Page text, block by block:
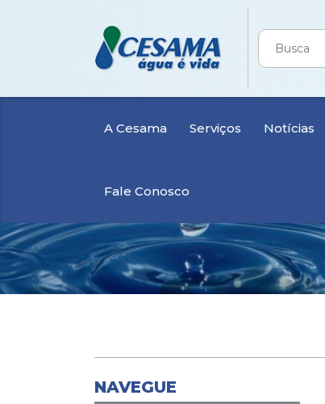
A Cesama Serviços Notícias
Fale Conosco
NAVEGUE